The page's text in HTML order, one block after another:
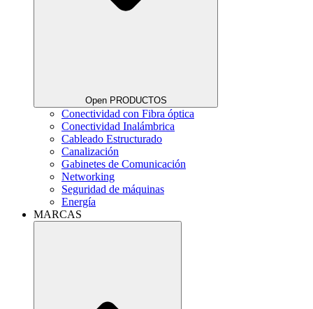
Open PRODUCTOS
Conectividad con Fibra óptica
Conectividad Inalámbrica
Cableado Estructurado
Canalización
Gabinetes de Comunicación
Networking
Seguridad de máquinas
Energía
MARCAS